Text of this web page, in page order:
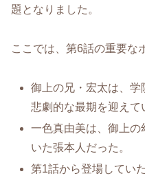
題となりました。
ここでは、第6話の重要な
御上の兄・宏太は、学
悲劇的な最期を迎えて
一色真由美は、御上
いた張本人だった。
第1話から登場してい